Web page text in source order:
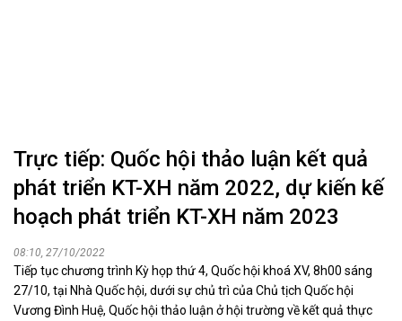
Trực tiếp: Quốc hội thảo luận kết quả
phát triển KT-XH năm 2022, dự kiến kế
hoạch phát triển KT-XH năm 2023
08:10, 27/10/2022
Tiếp tục chương trình Kỳ họp thứ 4, Quốc hội khoá XV, 8h00 sáng
27/10, tại Nhà Quốc hội, dưới sự chủ trì của Chủ tịch Quốc hội
Vương Đình Huệ, Quốc hội thảo luận ở hội trường về kết quả thực